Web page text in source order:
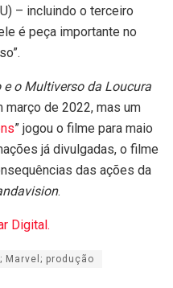
– incluindo o terceiro
é peça importante no
e o Multiverso da Loucura
de 2022, mas um
” jogou o filme para maio
já divulgadas, o filme
das ações da
.
Digital.
Marvel; produção